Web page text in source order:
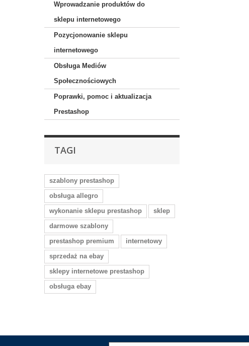
Wprowadzanie produktów do
sklepu internetowego
Pozycjonowanie sklepu
internetowego
Obsługa Mediów
Społecznościowych
Poprawki, pomoc i aktualizacja
Prestashop
TAGI
szablony prestashop
obsługa allegro
wykonanie sklepu prestashop
sklep
darmowe szablony
prestashop premium
internetowy
sprzedaż na ebay
sklepy internetowe prestashop
obsługa ebay